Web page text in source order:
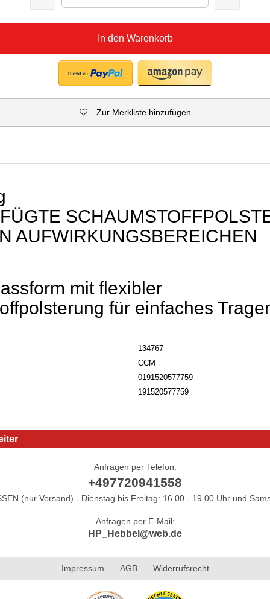
In den Warenkorb
Zur Merkliste hinzufügen
AUFWIRKUNGSBEREICHEN
mit flexibler
für einfaches
134767
CCM
0191520577759
191520577759
Anfragen per Telefon:
+497720941558
(nur Versand) - Dienstag bis Freitag: 16.00 - 19.00 Uhr und
Anfragen per E-Mail:
HP_Hebbel@web.de
Impressum AGB Widerrufsrecht